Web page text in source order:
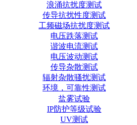
浪涌抗扰度测试
传导抗扰性度测试
工频磁场抗扰度测试
电压跌落测试
谐波电流测试
电压波动测试
传导杂散测试
辐射杂散骚扰测试
环境，可靠性测试
盐雾试验
IP防护等级试验
UV测试